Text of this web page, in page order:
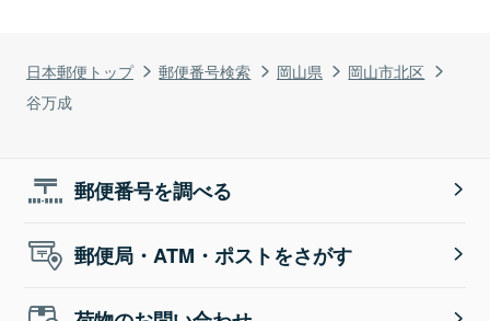
日本郵便トップ 郵便番号検索 岡山県
岡山市北区
谷万成
郵便番号を調べる
郵便局・ATM・ポストをさがす